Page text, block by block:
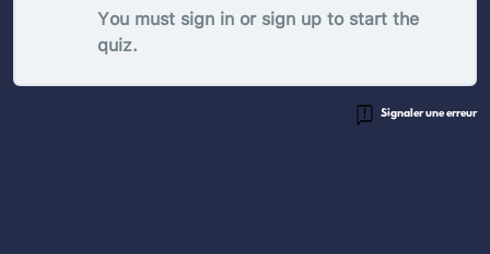
You must sign in or sign up to start the
quiz.
Signaler une erreur